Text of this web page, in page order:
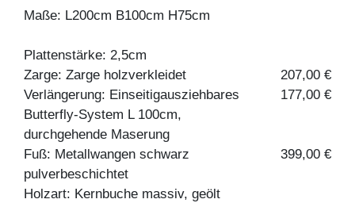
Maße: L200cm B100cm H75cm
Plattenstärke: 2,5cm
Zarge: Zarge holzverkleidet
207,00 €
Verlängerung: Einseitigausziehbares
Butterfly-System L 100cm,
durchgehende Maserung
177,00 €
Fuß: Metallwangen schwarz
pulverbeschichtet
399,00 €
Holzart: Kernbuche massiv, geölt